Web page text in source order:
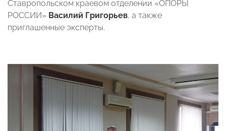
Ставропольском краевом отделении «ОПОРЫ
РОССИИ» Василий Григорьев, а также
приглашенные эксперты.